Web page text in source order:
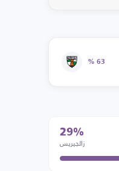
63 %
29%
زالجيريس